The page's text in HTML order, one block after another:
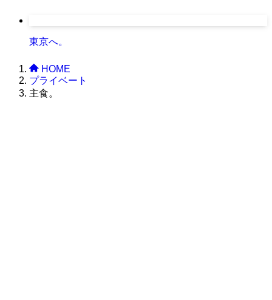
東京へ。
HOME
プライベート
主食。